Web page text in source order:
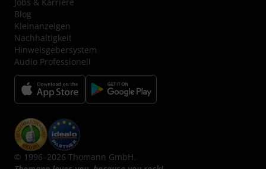
Blog
Kleinanzeigen
Nachhaltigkeit
Hinweisgebersystem
Audio Professionell
© 1996–2026 Thomann GmbH.